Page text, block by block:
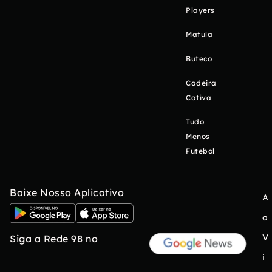
Players
Matula
Buteco
Cadeira
Cativa
Tudo
Menos
Futebol
Baixe Nosso Aplicativo
Siga a Rede 98 no
A
o
V
i